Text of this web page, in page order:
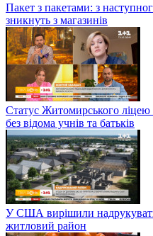
Пакет з пакетами: з
зникнуть з магазинів
Статус Житомирського ліцею
без відома учнів та батьків
У США вирішили
житловий район